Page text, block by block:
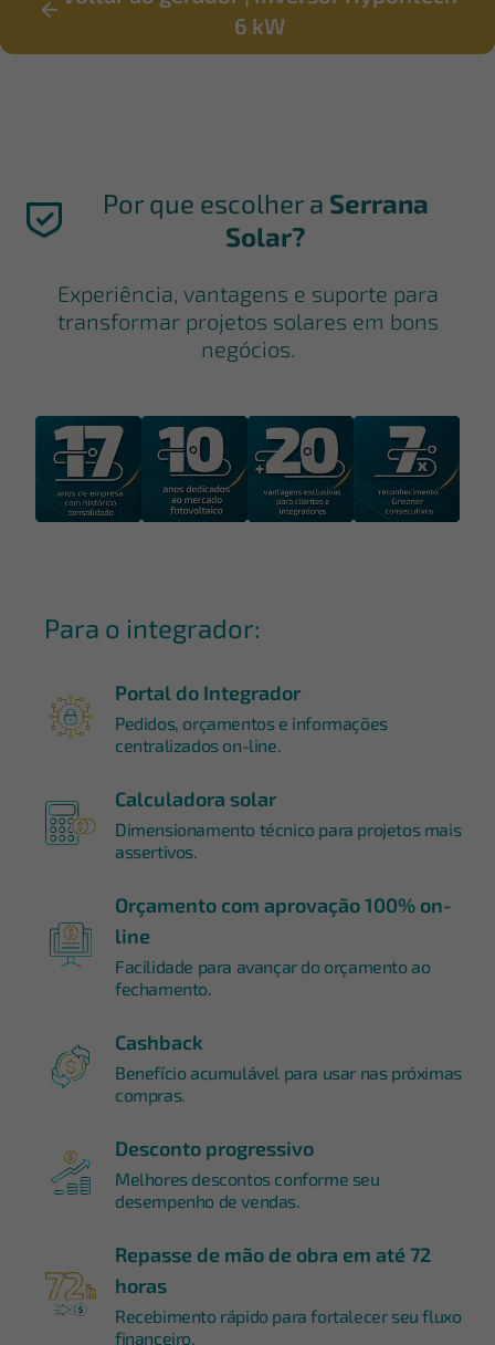
6 kW
Por que escolher a Serrana
Solar?
Experiência, vantagens e suporte para
transformar projetos solares em bons
negócios.
Para o integrador:
Portal do Integrador
Pedidos, orçamentos e informações
centralizados on-line.
Calculadora solar
Dimensionamento técnico para projetos mais
assertivos.
Orçamento com aprovação 100% on-
line
Facilidade para avançar do orçamento ao
fechamento.
Cashback
Benefício acumulável para usar nas próximas
compras.
Desconto progressivo
Melhores descontos conforme seu
desempenho de vendas.
Repasse de mão de obra em até 72
horas
Recebimento rápido para fortalecer seu fluxo
financeiro.